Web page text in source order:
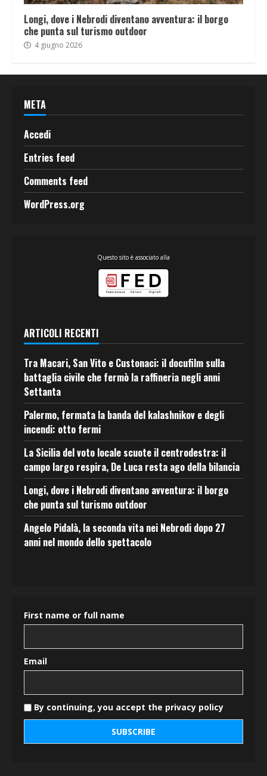
Longi, dove i Nebrodi diventano avventura: il borgo
che punta sul turismo outdoor
4 giugno 2026
META
Accedi
Entries feed
Comments feed
WordPress.org
Questo sito è associato alla
ARTICOLI RECENTI
Tra Macari, San Vito e Custonaci: il docufilm sulla
battaglia civile che fermò la raffineria negli anni
Settanta
Palermo, fermata la banda del kalashnikov e degli
incendi: otto fermi
La Sicilia del voto locale scuote il centrodestra: il
campo largo respira, De Luca resta ago della bilancia
Longi, dove i Nebrodi diventano avventura: il borgo
che punta sul turismo outdoor
Angelo Pidalà, la seconda vita nei Nebrodi dopo 27
anni nel mondo dello spettacolo
First name or full name
Email
By continuing, you accept the privacy policy